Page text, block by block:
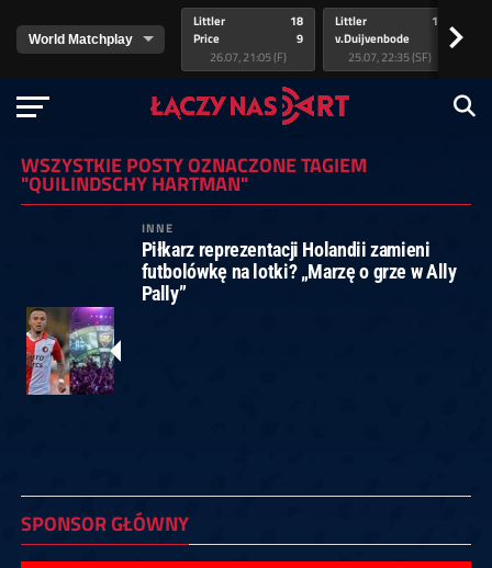
Littler
Price
18
9
26.07, 21:05 (F)
Littler
v.Duijvenbode
17
25.07, 22:35 (SF)
>
WSZYSTKIE POSTY OZNACZONE TAGIEM
"QUILINDSCHY HARTMAN"
INNE
Piłkarz reprezentacji Holandii zamieni
futbolówkę na lotki? „Marzę o grze w Ally
Pally”
SPONSOR GŁÓWNY